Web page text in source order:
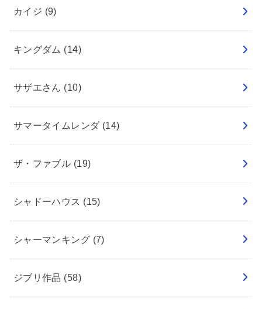
カイジ (9)
キングダム (14)
サザエさん (10)
サマータイムレンダ (14)
ザ・ファブル (19)
シャドーハウス (15)
シャーマンキング (7)
ジブリ作品 (58)